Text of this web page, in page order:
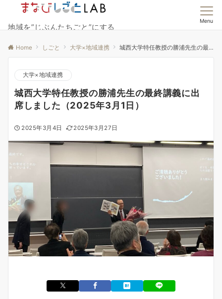
地域を”じぶんたちごと”にする
Menu
Home しごと 大学×地域連携 城西大学特任教授の勝浦先生の最終講義に出席しました（2025年3月1日）
大学×地域連携
城西大学特任教授の勝浦先生の最終講義に出
席しました（2025年3月1日）
2025年3月4日 2025年3月27日